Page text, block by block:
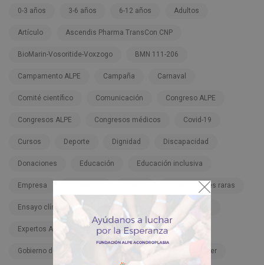
0-3 años 3-6 años 6-12 años Adultos
Artículo Ascendis Pharma TransCon CNP
BioMarin-Vosoritide-Voxzogo BMN 111-206
Campamento ALPE Campaña Carnaval
Comité científico Comunicación Congreso ALPE
Congresos ALPE Congresos médicos Covid-19
Cursos Deporte Dignidad Discapacidad
Donaciones Educación Educación inclusiva
Empresa Enfermedades raras
Ensayo clínico Ensayos clínicos Espectáculos
Expertos ADEE. Formación Familia FDA
Gobierno de España Infigratinib-Pfizer